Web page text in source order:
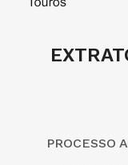
PROCESSO